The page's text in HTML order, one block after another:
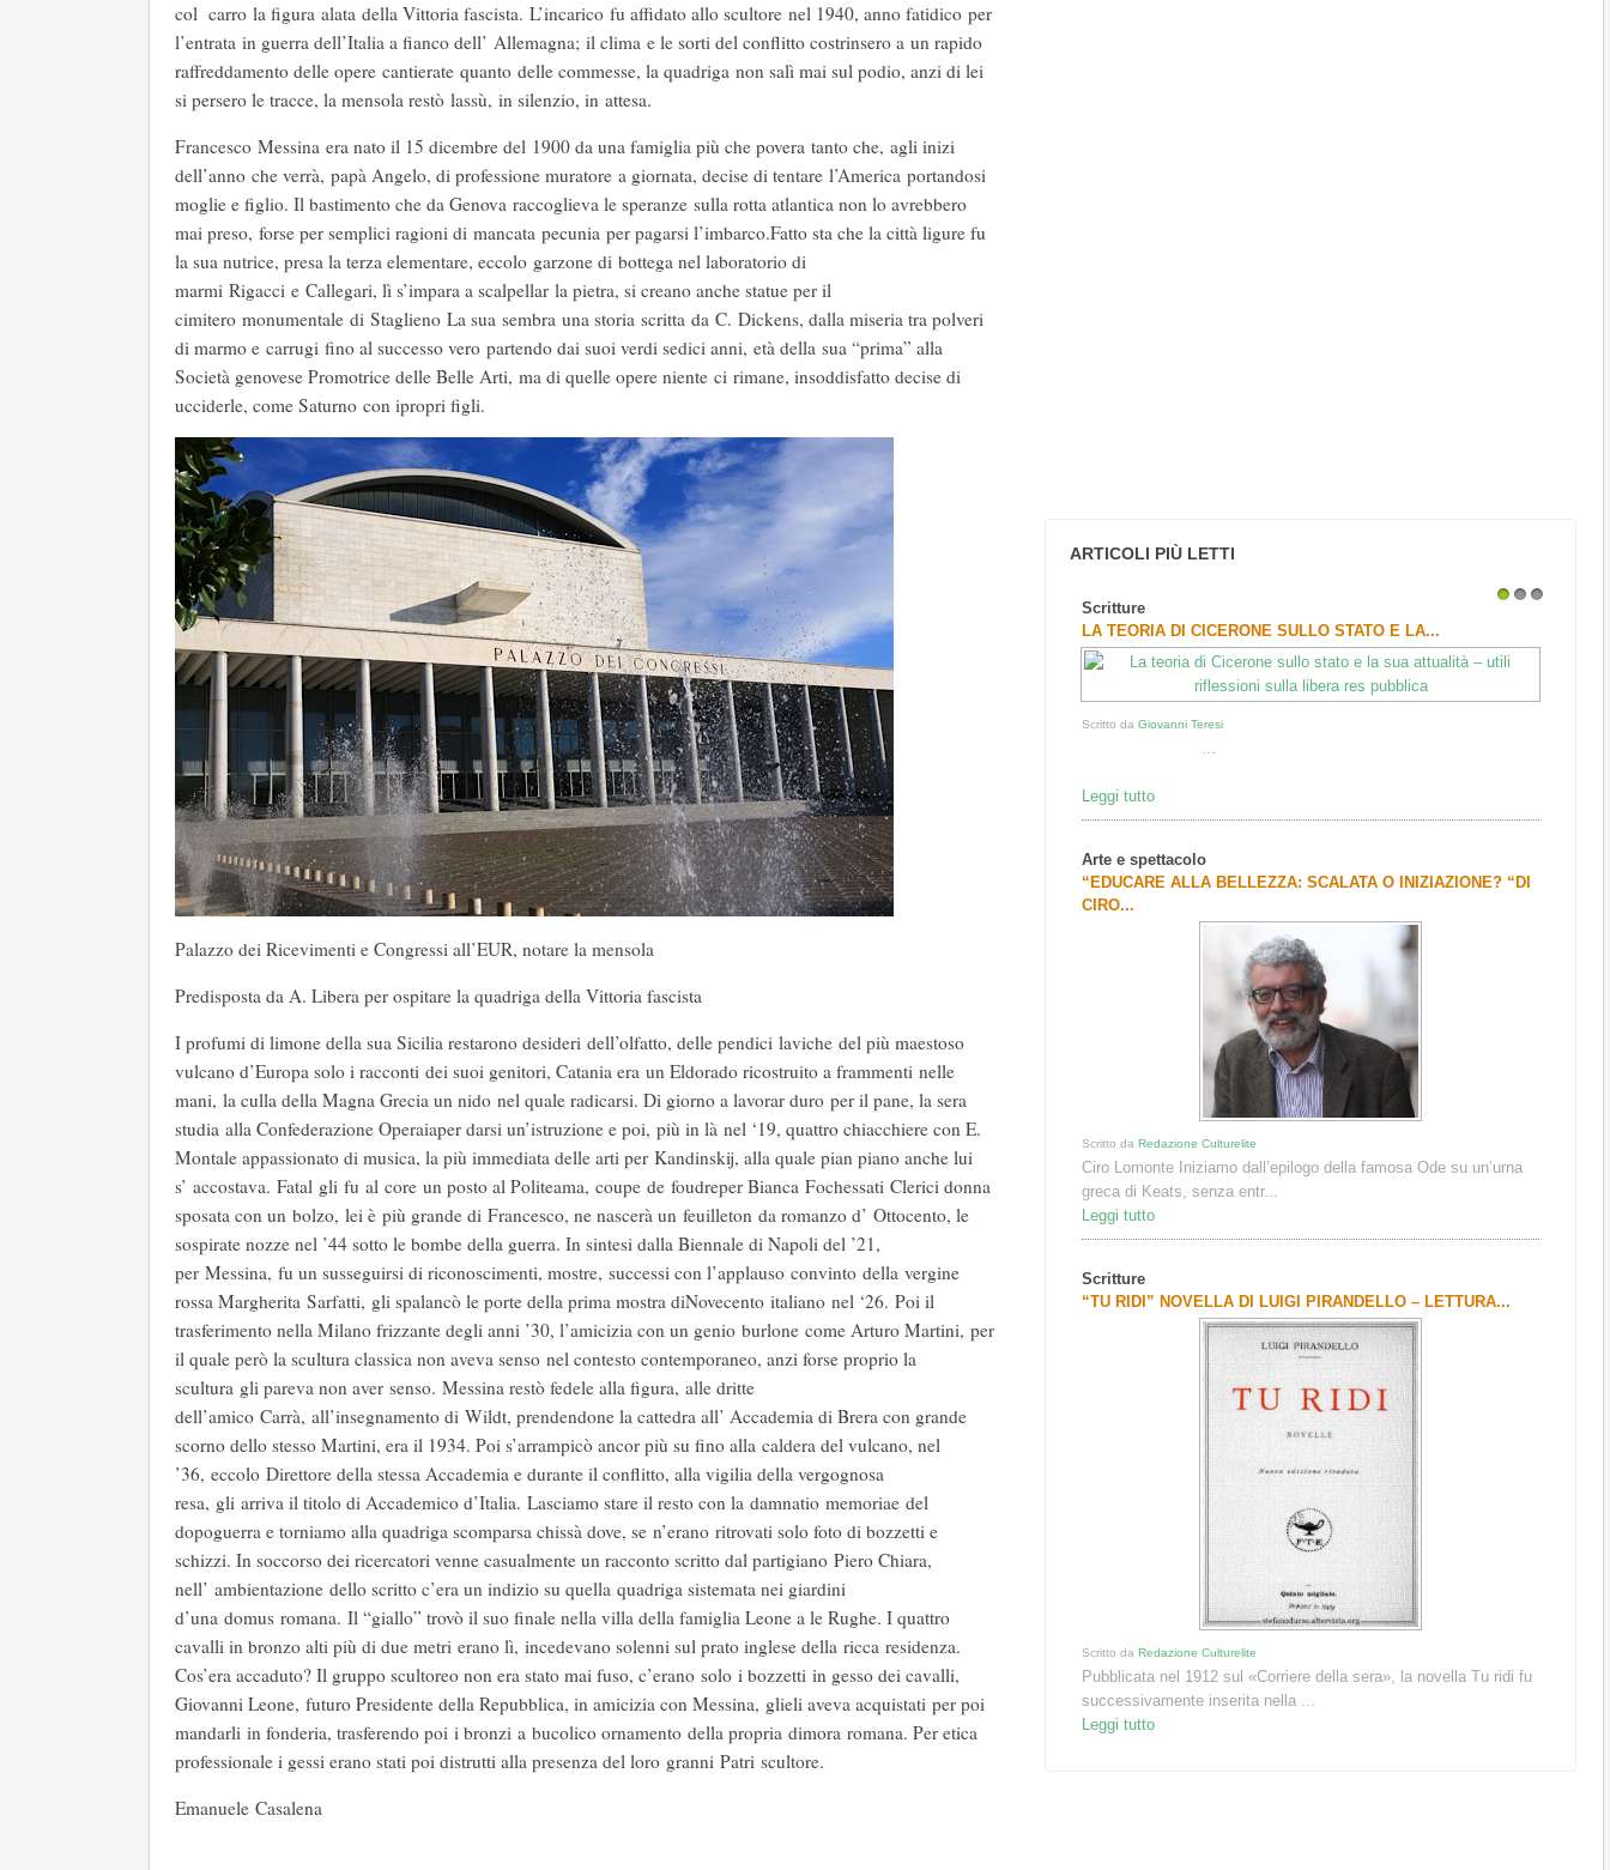
col carro la figura alata della Vittoria fascista. L’incarico fu affidato allo scultore nel 1940, anno fatidico per
l’entrata in guerra dell’Italia a fianco dell’ Allemagna; il clima e le sorti del conflitto costrinsero a un rapido
raffreddamento delle opere cantierate quanto delle commesse, la quadriga non salì mai sul podio, anzi di lei
si persero le tracce, la mensola restò lassù, in silenzio, in attesa.
Francesco Messina era nato il 15 dicembre del 1900 da una famiglia più che povera tanto che, agli inizi
dell’anno che verrà, papà Angelo, di professione muratore a giornata, decise di tentare l’America portandosi
moglie e figlio. Il bastimento che da Genova raccoglieva le speranze sulla rotta atlantica non lo avrebbero
mai preso, forse per semplici ragioni di mancata pecunia per pagarsi l’imbarco.Fatto sta che la città ligure fu
la sua nutrice, presa la terza elementare, eccolo garzone di bottega nel laboratorio di
marmi Rigacci e Callegari, lì s’impara a scalpellar la pietra, si creano anche statue per il
cimitero monumentale di Staglieno La sua sembra una storia scritta da C. Dickens, dalla miseria tra polveri
di marmo e carrugi fino al successo vero partendo dai suoi verdi sedici anni, età della sua “prima” alla
Società genovese Promotrice delle Belle Arti, ma di quelle opere niente ci rimane, insoddisfatto decise di
ucciderle, come Saturno con ipropri figli.
Palazzo dei Ricevimenti e Congressi all’EUR, notare la mensola
Predisposta da A. Libera per ospitare la quadriga della Vittoria fascista
I profumi di limone della sua Sicilia restarono desideri dell’olfatto, delle pendici laviche del più maestoso
vulcano d’Europa solo i racconti dei suoi genitori, Catania era un Eldorado ricostruito a frammenti nelle
mani, la culla della Magna Grecia un nido nel quale radicarsi. Di giorno a lavorar duro per il pane, la sera
studia alla Confederazione Operaiaper darsi un’istruzione e poi, più in là nel ‘19, quattro chiacchiere con E.
Montale appassionato di musica, la più immediata delle arti per Kandinskij, alla quale pian piano anche lui
s’ accostava. Fatal gli fu al core un posto al Politeama, coupe de foudreper Bianca Fochessati Clerici donna
sposata con un bolzo, lei è più grande di Francesco, ne nascerà un feuilleton da romanzo d’ Ottocento, le
sospirate nozze nel ’44 sotto le bombe della guerra. In sintesi dalla Biennale di Napoli del ’21,
per Messina, fu un susseguirsi di riconoscimenti, mostre, successi con l’applauso convinto della vergine
rossa Margherita Sarfatti, gli spalancò le porte della prima mostra diNovecento italiano nel ‘26. Poi il
trasferimento nella Milano frizzante degli anni ’30, l’amicizia con un genio burlone come Arturo Martini, per
il quale però la scultura classica non aveva senso nel contesto contemporaneo, anzi forse proprio la
scultura gli pareva non aver senso. Messina restò fedele alla figura, alle dritte
dell’amico Carrà, all’insegnamento di Wildt, prendendone la cattedra all’ Accademia di Brera con grande
scorno dello stesso Martini, era il 1934. Poi s’arrampicò ancor più su fino alla caldera del vulcano, nel
’36, eccolo Direttore della stessa Accademia e durante il conflitto, alla vigilia della vergognosa
resa, gli arriva il titolo di Accademico d’Italia. Lasciamo stare il resto con la damnatio memoriae del
dopoguerra e torniamo alla quadriga scomparsa chissà dove, se n’erano ritrovati solo foto di bozzetti e
schizzi. In soccorso dei ricercatori venne casualmente un racconto scritto dal partigiano Piero Chiara,
nell’ ambientazione dello scritto c’era un indizio su quella quadriga sistemata nei giardini
d’una domus romana. Il “giallo” trovò il suo finale nella villa della famiglia Leone a le Rughe. I quattro
cavalli in bronzo alti più di due metri erano lì, incedevano solenni sul prato inglese della ricca residenza.
Cos’era accaduto? Il gruppo scultoreo non era stato mai fuso, c’erano solo i bozzetti in gesso dei cavalli,
Giovanni Leone, futuro Presidente della Repubblica, in amicizia con Messina, glieli aveva acquistati per poi
mandarli in fonderia, trasferendo poi i bronzi a bucolico ornamento della propria dimora romana. Per etica
professionale i gessi erano stati poi distrutti alla presenza del loro granni Patri scultore.
Emanuele Casalena
ARTICOLI PIÙ LETTI
Scritture
LA TEORIA DI CICERONE SULLO STATO E LA...
Scritto daGiovanni Teresi
...
Leggi tutto
Arte e spettacolo
“EDUCARE ALLA BELLEZZA: SCALATA O INIZIAZIONE? “DI
CIRO...
Scritto daRedazione Culturelite
Ciro Lomonte Iniziamo dall’epilogo della famosa Ode su un’urna
greca di Keats, senza entr...
Leggi tutto
Scritture
“TU RIDI” NOVELLA DI LUIGI PIRANDELLO – LETTURA...
Scritto daRedazione Culturelite
Pubblicata nel 1912 sul «Corriere della sera», la novella Tu ridi fu
successivamente inserita nella ...
Leggi tutto